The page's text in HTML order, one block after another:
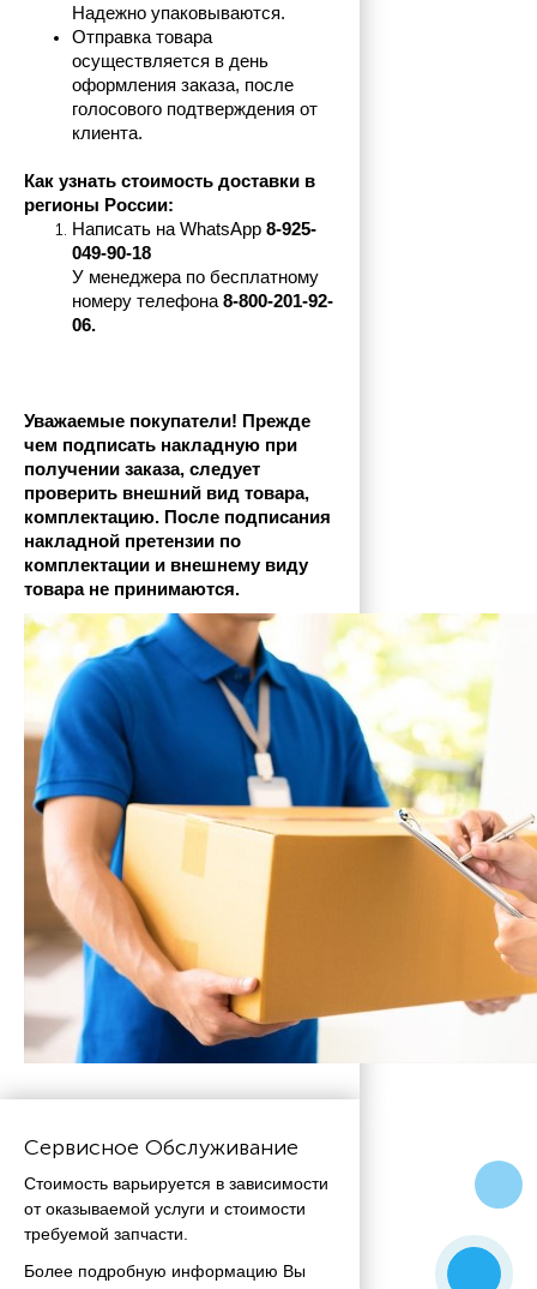
Надежно упаковываются.
Отправка товара
осуществляется в день
оформления заказа, после
голосового подтверждения от
клиента.
Как узнать стоимость доставки в
регионы России:
Написать на WhatsApp 8-925-
049-90-18
У менеджера по бесплатному
номеру телефона 8-800-201-92-
06.
Уважаемые покупатели! Прежде
чем подписать накладную при
получении заказа, следует
проверить внешний вид товара,
комплектацию. После подписания
накладной претензии по
комплектации и внешнему виду
товара не принимаются.
Сервисное Обслуживание
Стоимость варьируется в зависимости
от оказываемой услуги и стоимости
требуемой запчасти.
Более подробную информацию Вы